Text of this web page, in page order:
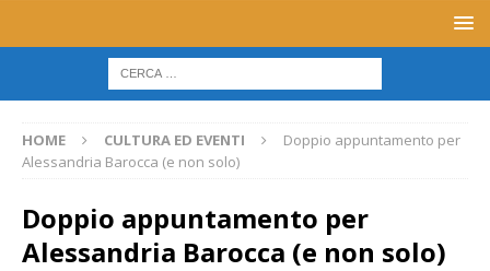
HOME CULTURA ED EVENTI
Doppio appuntamento per
Alessandria Barocca (e non solo)
Doppio appuntamento per
Alessandria Barocca (e non solo)